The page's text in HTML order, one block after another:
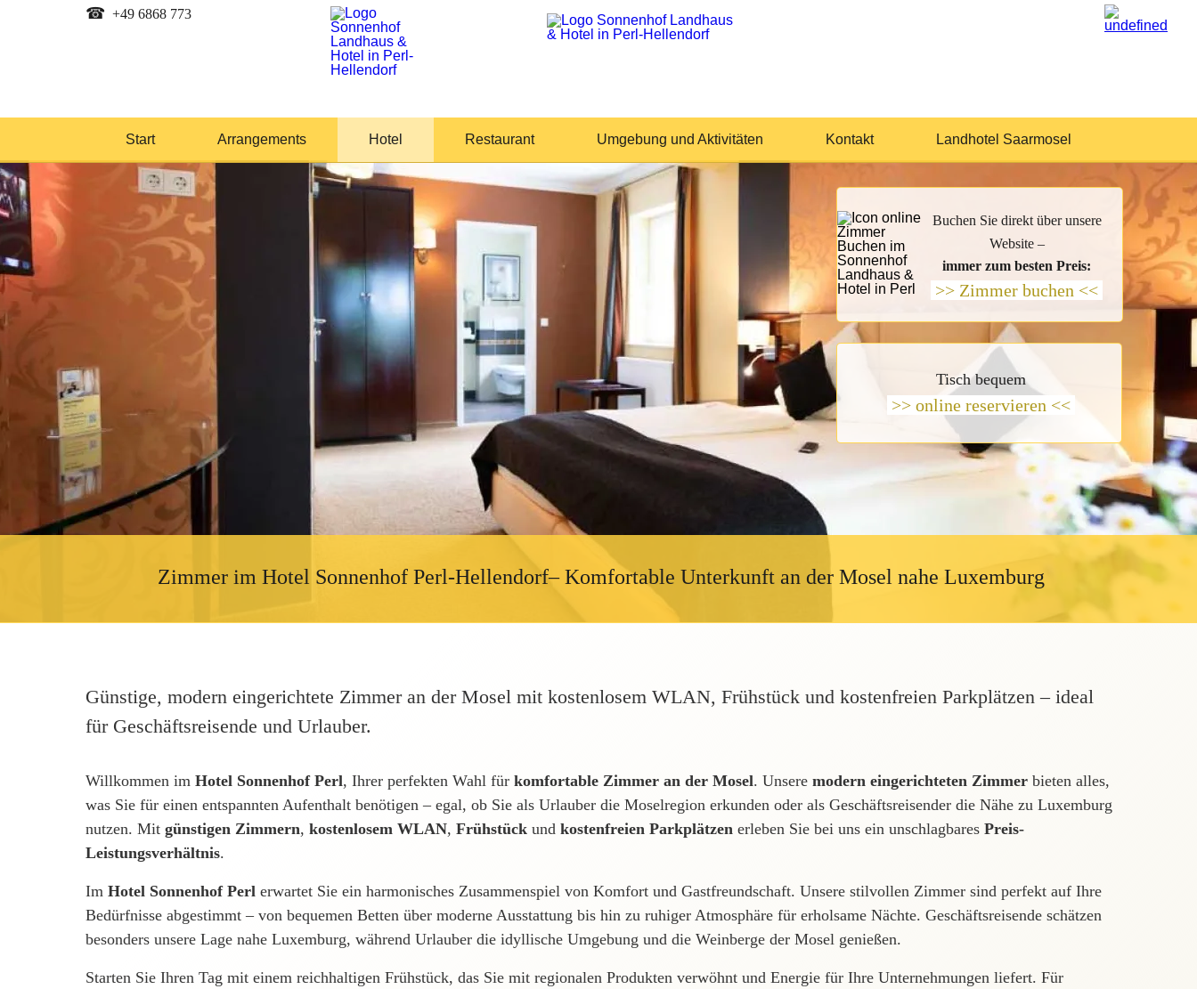
Start Arrangements Hotel Restaurant Umgebung und Aktivitäten Kontakt Landhotel Saarmosel
☎ +49 6868 773
Buchen Sie direkt über unsere
Website –
immer zum besten Preis:
>> Zimmer buchen <<
Tisch bequem
>> online reservieren <<
Zimmer im Hotel Sonnenhof Perl-Hellendorf– Komfortable Unterkunft an der Mosel nahe Luxemburg
Günstige, modern eingerichtete Zimmer an der Mosel mit kostenlosem WLAN, Frühstück und kostenfreien Parkplätzen – ideal
für Geschäftsreisende und Urlauber.
Willkommen im Hotel Sonnenhof Perl, Ihrer perfekten Wahl für komfortable Zimmer an der Mosel. Unsere modern eingerichteten Zimmer bieten alles,
was Sie für einen entspannten Aufenthalt benötigen – egal, ob Sie als Urlauber die Moselregion erkunden oder als Geschäftsreisender die Nähe zu Luxemburg
nutzen. Mit günstigen Zimmern, kostenlosem WLAN, Frühstück und kostenfreien Parkplätzen erleben Sie bei uns ein unschlagbares Preis-
Leistungsverhältnis.
Im Hotel Sonnenhof Perl erwartet Sie ein harmonisches Zusammenspiel von Komfort und Gastfreundschaft. Unsere stilvollen Zimmer sind perfekt auf Ihre
Bedürfnisse abgestimmt – von bequemen Betten über moderne Ausstattung bis hin zu ruhiger Atmosphäre für erholsame Nächte. Geschäftsreisende schätzen
besonders unsere Lage nahe Luxemburg, während Urlauber die idyllische Umgebung und die Weinberge der Mosel genießen.
Starten Sie Ihren Tag mit einem reichhaltigen Frühstück, das Sie mit regionalen Produkten verwöhnt und Energie für Ihre Unternehmungen liefert. Für